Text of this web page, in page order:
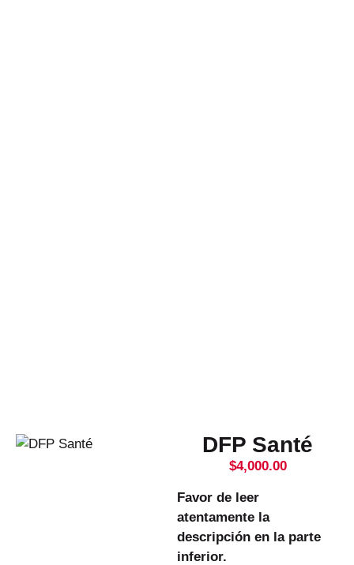
DFP Santé
$4,000.00
Favor de leer
atentamente la
descripción en la parte
inferior.